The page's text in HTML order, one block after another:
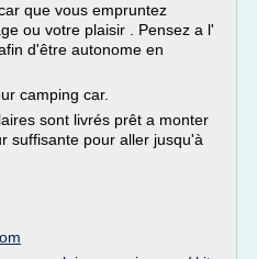
que vous empruntez
ou votre plaisir . Pensez a l'
d'être autonome en
camping car.
sont livrés prêt a monter
suffisante pour aller jusqu'à